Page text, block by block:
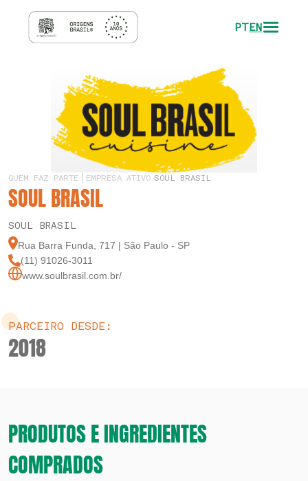
PTEN
QUEM FAZ PARTE EMPRESA ATIVO SOUL BRASIL
SOUL BRASIL
SOUL BRASIL
Rua Barra Funda, 717 | São Paulo - SP
(11) 91026-3011
www.soulbrasil.com.br/
PARCEIRO DESDE:
2018
PRODUTOS E INGREDIENTES
COMPRADOS